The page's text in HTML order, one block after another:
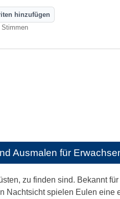
hinzufügen
mir nicht
Stimmen
Ausmalen für
zu finden sind. Bekannt für
Nachtsicht spielen Eulen eine